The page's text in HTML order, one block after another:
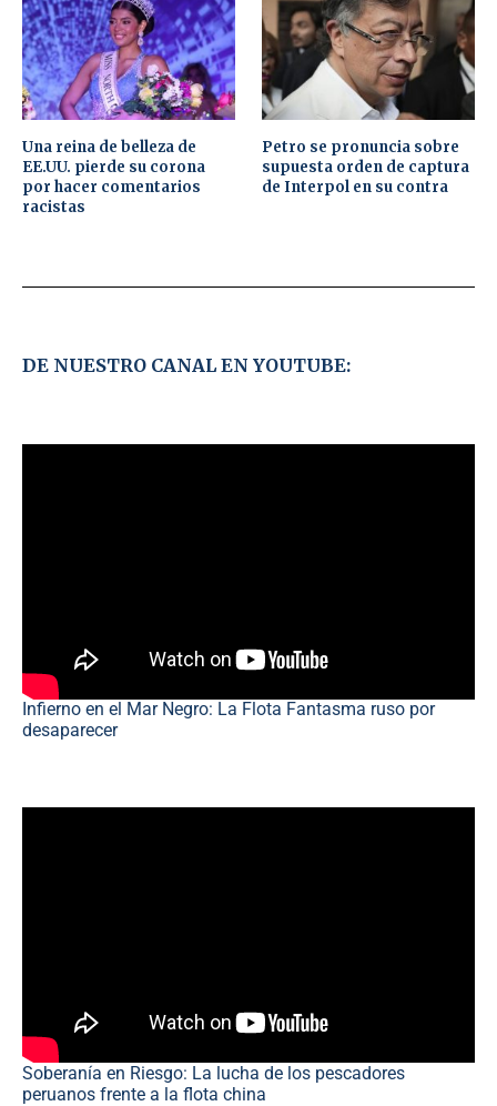
Una reina de belleza de
EE.UU. pierde su corona
por hacer comentarios
racistas
Petro se pronuncia sobre
supuesta orden de captura
de Interpol en su contra
DE NUESTRO CANAL EN YOUTUBE:
Infierno en el Mar Negro: La Flota Fantasma ruso por
desaparecer
Soberanía en Riesgo: La lucha de los pescadores
peruanos frente a la flota china